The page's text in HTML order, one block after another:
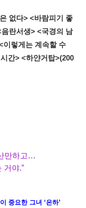
없다> <바람피기 좋
란서생> <국경의 남
이렇게는 계속할 수
간> <하얀거탑>(200
만하고…
거야.”
중요한 그녀 ‘은하’